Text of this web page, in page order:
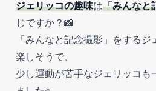
ジェリッコの趣味は「みんなと
じですか？📸
「みんなと記念撮影」をする
楽しそうで、
少し運動が苦手なジェリッコも